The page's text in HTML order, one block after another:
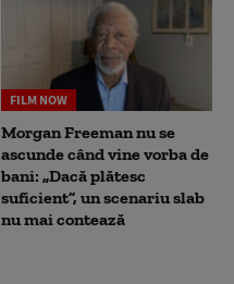
FILM NOW
Morgan Freeman nu se
ascunde când vine vorba de
bani: „Dacă plătesc
suficient”, un scenariu slab
nu mai contează